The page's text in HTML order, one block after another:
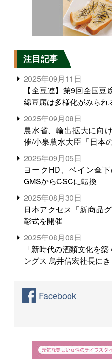
注目記事
2025年09月11日
【全豆連】第9回全国
綿豆腐は多様化がみられ
2025年09月08日
農水省、輸出拡大に向
催/小泉農水大臣「日本
る。米増産に向けて、米
2025年09月05日
ヨークHD、ベイン傘
GMSからCSCに転換
2025年08月30日
日本アクセス「新商品
彰式を開催
2025年08月06日
「新時代の酒類文化を
ングス 鳥井信宏社長にき
Facebook